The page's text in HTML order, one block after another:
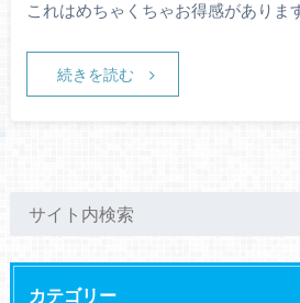
これはめちゃくちゃお得感があり
続きを読む
カテゴリー